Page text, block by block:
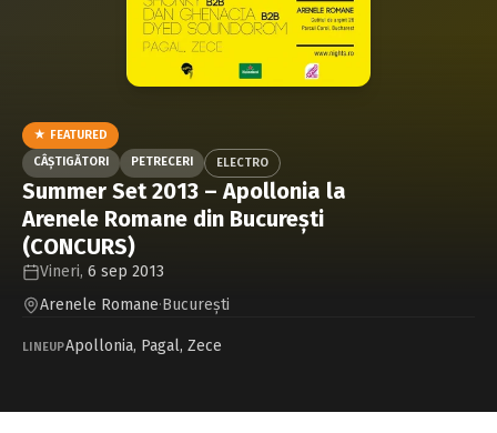
Caută în site...
★ FEATURED
CÂŞTIGĂTORI
PETRECERI ELECTRO
Summer Set 2013 – Apollonia la
Arenele Romane din Bucureşti
(CONCURS)
Vineri, 6 sep 2013
Arenele Romane·Bucureşti
LINEUPApollonia, Pagal, Zece